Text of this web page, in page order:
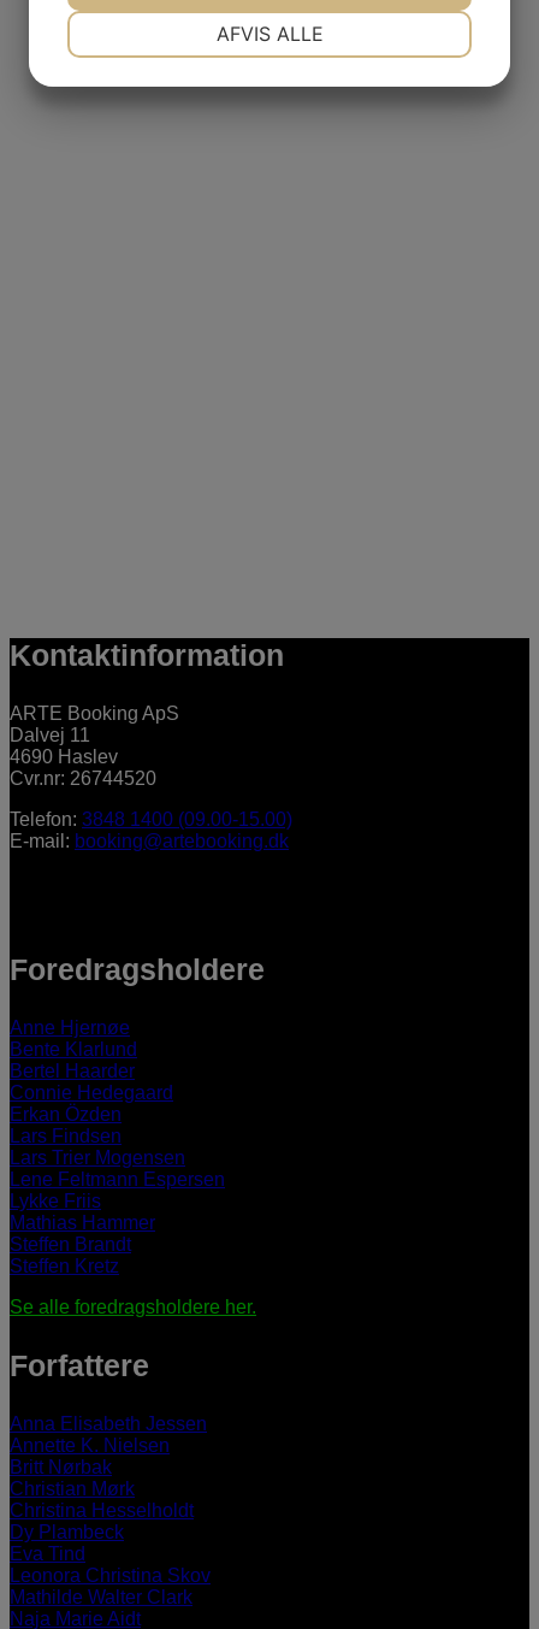
Kontaktinformation
ARTE Booking ApS
Dalvej 11
4690 Haslev
Cvr.nr: 26744520
Telefon: 3848 1400 (09.00-15.00)
E-mail: booking@artebooking.dk
Foredragsholdere
Anne Hjernøe
Bente Klarlund
Bertel Haarder
Connie Hedegaard
Erkan Özden
Lars Findsen
Lars Trier Mogensen
Lene Feltmann Espersen
Lykke Friis
Mathias Hammer
Steffen Brandt
Steffen Kretz
Se alle foredragsholdere her.
Forfattere
Anna Elisabeth Jessen
Annette K. Nielsen
Britt Nørbak
Christian Mørk
Christina Hesselholdt
Dy Plambeck
Eva Tind
Leonora Christina Skov
Mathilde Walter Clark
Naja Marie Aidt
AFVIS ALLE